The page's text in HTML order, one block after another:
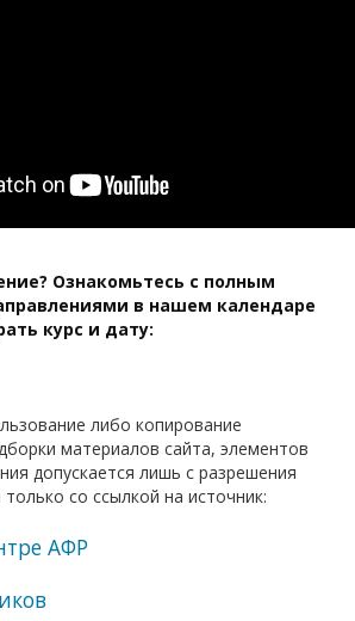
Ознакомьтесь с полным
в нашем календаре
курс и дату:
либо копирование
материалов сайта, элементов
допускается лишь с разрешения
со ссылкой на источник:
АФР